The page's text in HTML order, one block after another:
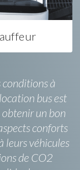
conditions à
bus est
un bon
conforts
leurs véhicules
de CO2